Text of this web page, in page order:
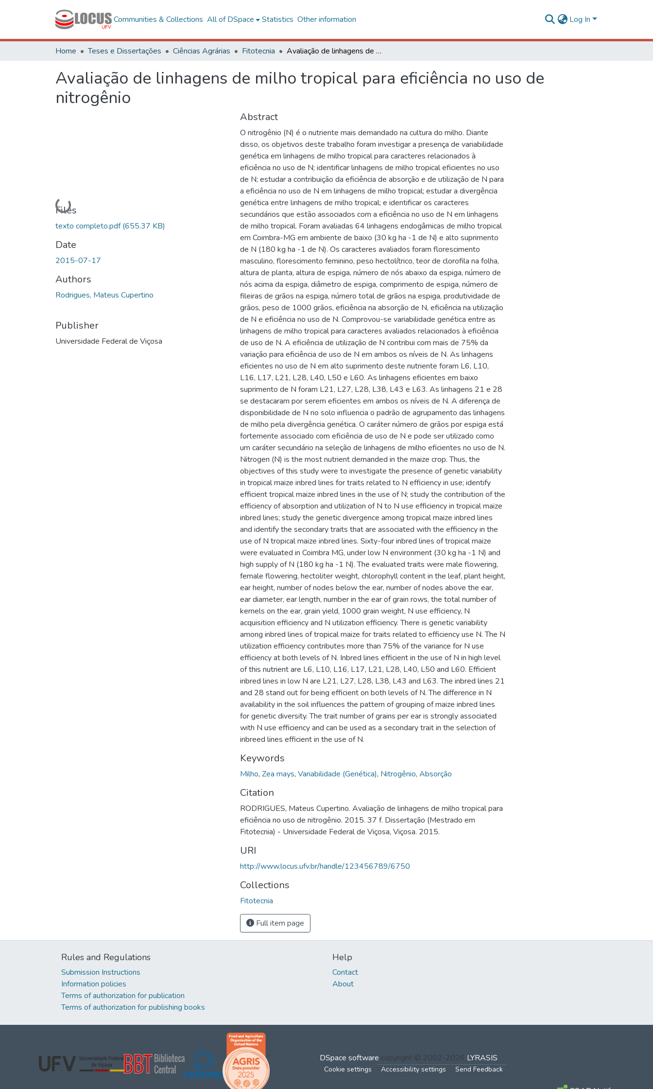
Communities & Collections All of DSpace Statistics Other information Log In
Home Teses e Dissertações Ciências Agrárias Fitotecnia Avaliação de linhagens de milho tropical para eficiência no uso de nitrogênio
Avaliação de linhagens de milho tropical para eficiência no uso de
nitrogênio
Loading...
Files
texto completo.pdf(655.37 KB)
Date
2015-07-17
Authors
Rodrigues, Mateus Cupertino
Publisher
Universidade Federal de Viçosa
Abstract
O nitrogênio (N) é o nutriente mais demandado na cultura do milho. Diante
disso, os objetivos deste trabalho foram investigar a presença de variabilidade
genética em linhagens de milho tropical para caracteres relacionados à
eficiência no uso de N; identificar linhagens de milho tropical eficientes no uso
de N; estudar a contribuição da eficiência de absorção e de utilização de N para
a eficiência no uso de N em linhagens de milho tropical; estudar a divergência
genética entre linhagens de milho tropical; e identificar os caracteres
secundários que estão associados com a eficiência no uso de N em linhagens
de milho tropical. Foram avaliadas 64 linhagens endogâmicas de milho tropical
em Coimbra-MG em ambiente de baixo (30 kg ha -1 de N) e alto suprimento
de N (180 kg ha -1 de N). Os caracteres avaliados foram florescimento
masculino, florescimento feminino, peso hectolítrico, teor de clorofila na folha,
altura de planta, altura de espiga, número de nós abaixo da espiga, número de
nós acima da espiga, diâmetro de espiga, comprimento de espiga, número de
fileiras de grãos na espiga, número total de grãos na espiga, produtividade de
grãos, peso de 1000 grãos, eficiência na absorção de N, eficiência na utilização
de N e eficiência no uso de N. Comprovou-se variabilidade genética entre as
linhagens de milho tropical para caracteres avaliados relacionados à eficiência
de uso de N. A eficiência de utilização de N contribui com mais de 75% da
variação para eficiência de uso de N em ambos os níveis de N. As linhagens
eficientes no uso de N em alto suprimento deste nutriente foram L6, L10,
L16, L17, L21, L28, L40, L50 e L60. As linhagens eficientes em baixo
suprimento de N foram L21, L27, L28, L38, L43 e L63. As linhagens 21 e 28
se destacaram por serem eficientes em ambos os níveis de N. A diferença de
disponibilidade de N no solo influencia o padrão de agrupamento das linhagens
de milho pela divergência genética. O caráter número de grãos por espiga está
fortemente associado com eficiência de uso de N e pode ser utilizado como
um caráter secundário na seleção de linhagens de milho eficientes no uso de N.
Nitrogen (N) is the most nutrient demanded in the maize crop. Thus, the
objectives of this study were to investigate the presence of genetic variability
in tropical maize inbred lines for traits related to N efficiency in use; identify
efficient tropical maize inbred lines in the use of N; study the contribution of the
efficiency of absorption and utilization of N to N use efficiency in tropical maize
inbred lines; study the genetic divergence among tropical maize inbred lines
and identify the secondary traits that are associated with the efficiency in the
use of N tropical maize inbred lines. Sixty-four inbred lines of tropical maize
were evaluated in Coimbra MG, under low N environment (30 kg ha -1 N) and
high supply of N (180 kg ha -1 N). The evaluated traits were male flowering,
female flowering, hectoliter weight, chlorophyll content in the leaf, plant height,
ear height, number of nodes below the ear, number of nodes above the ear,
ear diameter, ear length, number in the ear of grain rows, the total number of
kernels on the ear, grain yield, 1000 grain weight, N use efficiency, N
acquisition efficiency and N utilization efficiency. There is genetic variability
among inbred lines of tropical maize for traits related to efficiency use N. The N
utilization efficiency contributes more than 75% of the variance for N use
efficiency at both levels of N. Inbred lines efficient in the use of N in high level
of this nutrient are L6, L10, L16, L17, L21, L28, L40, L50 and L60. Efficient
inbred lines in low N are L21, L27, L28, L38, L43 and L63. The inbred lines 21
and 28 stand out for being efficient on both levels of N. The difference in N
availability in the soil influences the pattern of grouping of maize inbred lines
for genetic diversity. The trait number of grains per ear is strongly associated
with N use efficiency and can be used as a secondary trait in the selection of
inbreed lines efficient in the use of N.
Keywords
Milho, Zea mays, Variabilidade (Genética), Nitrogênio, Absorção
Citation
RODRIGUES, Mateus Cupertino. Avaliação de linhagens de milho tropical para
eficiência no uso de nitrogênio. 2015. 37 f. Dissertação (Mestrado em
Fitotecnia) - Universidade Federal de Viçosa, Viçosa. 2015.
URI
http://www.locus.ufv.br/handle/123456789/6750
Collections
Fitotecnia
Full item page
Rules and Regulations
Submission Instructions
Information policies
Terms of authorization for publication
Terms of authorization for publishing books
Help
Contact
About
DSpace software copyright © 2002-2026 LYRASIS
Cookie settings Accessibility settings Send Feedback